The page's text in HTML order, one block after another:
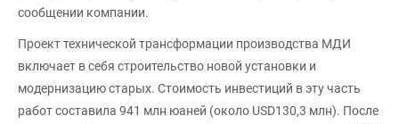
сообщении компании.
Проект технической трансформации производства МДИ
включает в себя строительство новой установки и
модернизацию старых. Стоимость инвестиций в эту часть
работ составила 941 млн юаней (около USD130,3 млн). После